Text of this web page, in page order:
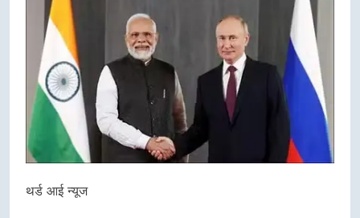
थर्ड आई न्यूज